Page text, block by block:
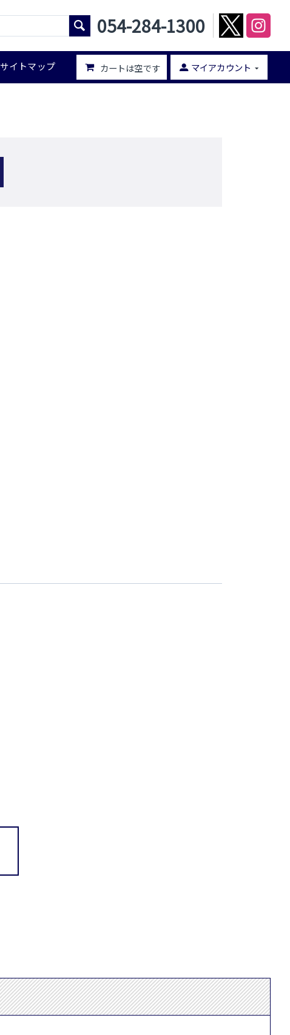
054-284-1300
サイトマップ カートは空です マイアカウント